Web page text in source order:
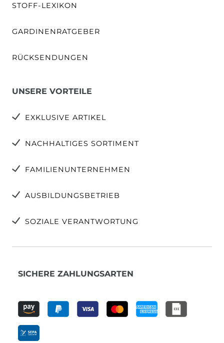
STOFF-LEXIKON
GARDINENRATGEBER
RÜCKSENDUNGEN
UNSERE VORTEILE
EXKLUSIVE ARTIKEL
NACHHALTIGES SORTIMENT
FAMILIENUNTERNEHMEN
AUSBILDUNGSBETRIEB
SOZIALE VERANTWORTUNG
SICHERE ZAHLUNGSARTEN